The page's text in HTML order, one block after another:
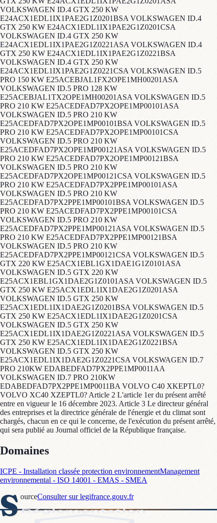
Domaines
ICPE - Installation classée protection environnementManagement
environnemental - ISO 14001 - EMAS - SMEA
S ourceConsulter sur legifrance.gouv.fr